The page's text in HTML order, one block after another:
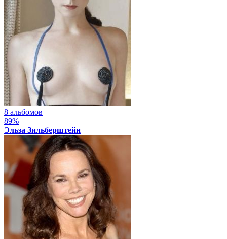
8 альбомов
89%
Эльза Зильберштейн